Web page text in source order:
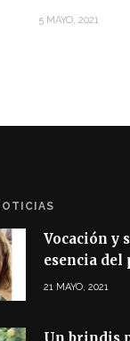
5 MAYO, 2021
Vocación y
esencia
21 MAYO, 2021